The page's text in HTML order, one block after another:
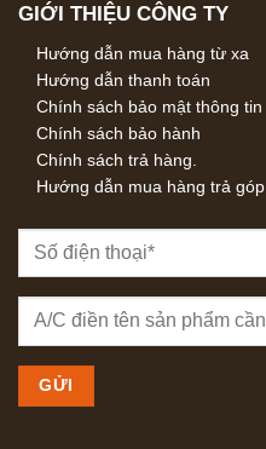
GIỚI THIỆU CÔNG TY
Hướng dẫn mua hàng từ xa
Hướng dẫn thanh toán
Chính sách bảo mật thông tin
Chính sách bảo hành
Chính sách trả hàng.
Hướng dẫn mua hàng trả góp